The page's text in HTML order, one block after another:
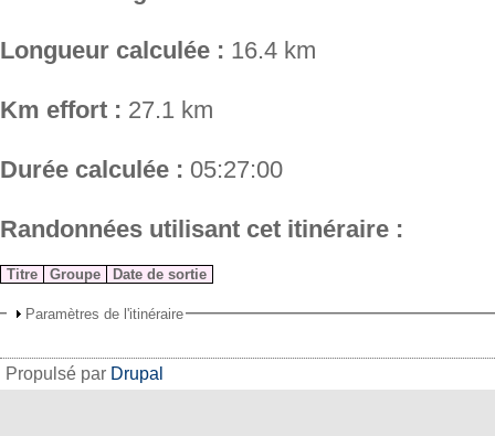
Longueur calculée : 16.4 km
Km effort : 27.1 km
Durée calculée : 05:27:00
Randonnées utilisant cet itinéraire :
Titre Groupe Date de sortie
Paramètres de l'itinéraire
Propulsé par Drupal